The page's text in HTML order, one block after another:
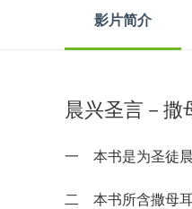
影片简介
晨兴圣言－撒
一 本书是为圣徒晨
二 本书所含撒母耳